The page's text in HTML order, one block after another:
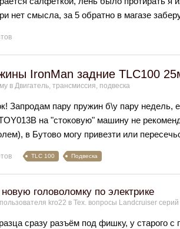
нет смысла, за 5 обратно в магазе
IronMan задние TLC100
в Двигатель, трансмиссия, подвеска
Запродам пару пружин б\у пару
на "стоковую" машину не
в Бутово могу привезти или
TLC 100 Подвеска
головоломку по электрике
kro22 в Тех. вопросы Landcruiser
сразу разъём под фишку, у старого